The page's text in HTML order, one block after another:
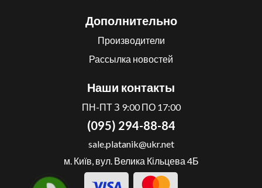
Дополнительно
Производители
Рассылка новостей
Наши контакты
ПН-ПТ З 9:00 ПО 17:00
(095) 294-88-84
sale.platanik@ukr.net
м. Київ, вул. Велика Кільцева 4Б